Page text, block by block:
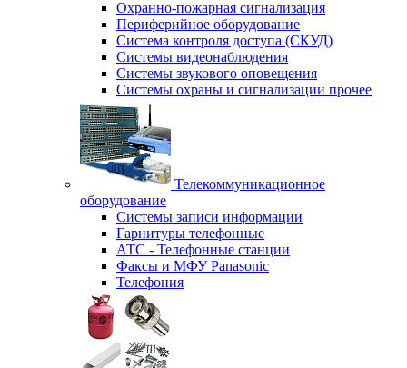
Охранно-пожарная сигнализация
Периферийное оборудование
Система контроля доступа (СКУД)
Системы видеонаблюдения
Системы звукового оповещения
Системы охраны и сигнализации прочее
Телекоммуникационное
оборудование
Системы записи информации
Гарнитуры телефонные
АТС - Телефонные станции
Факсы и МФУ Panasonic
Телефония